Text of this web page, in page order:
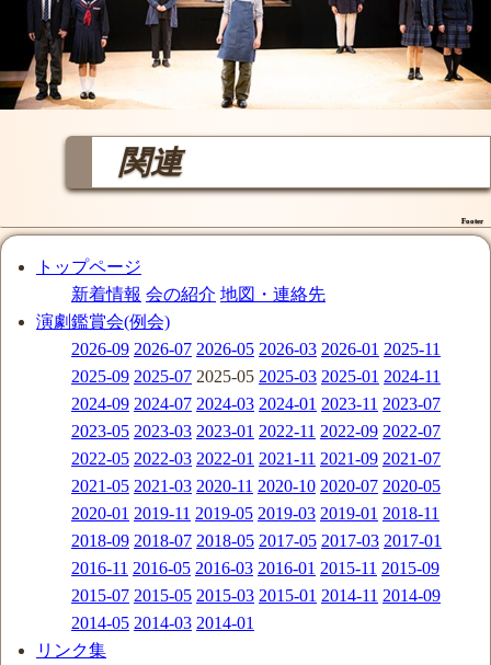
関連
Footer
トップページ
新着情報 会の紹介 地図・連絡先
演劇鑑賞会(例会)
2026-09 2026-07 2026-05 2026-03 2026-01 2025-11
2025-09 2025-07 2025-05 2025-03 2025-01 2024-11
2024-09 2024-07 2024-03 2024-01 2023-11 2023-07
2023-05 2023-03 2023-01 2022-11 2022-09 2022-07
2022-05 2022-03 2022-01 2021-11 2021-09 2021-07
2021-05 2021-03 2020-11 2020-10 2020-07 2020-05
2020-01 2019-11 2019-05 2019-03 2019-01 2018-11
2018-09 2018-07 2018-05 2017-05 2017-03 2017-01
2016-11 2016-05 2016-03 2016-01 2015-11 2015-09
2015-07 2015-05 2015-03 2015-01 2014-11 2014-09
2014-05 2014-03 2014-01
リンク集